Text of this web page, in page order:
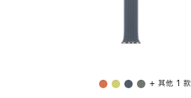
+ 其他 1 款